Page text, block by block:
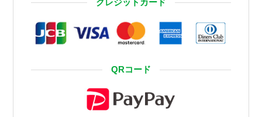
クレジットカード
QRコード